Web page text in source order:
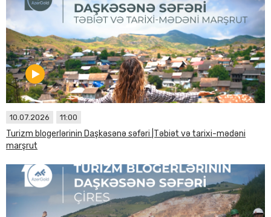
10.07.2026 11:00
Turizm blogerlərinin Daşkəsənə səfəri |Təbiət və tarixi-mədəni
marşrut